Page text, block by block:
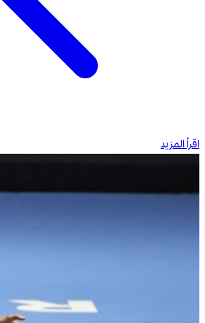
اقرأ المزيد